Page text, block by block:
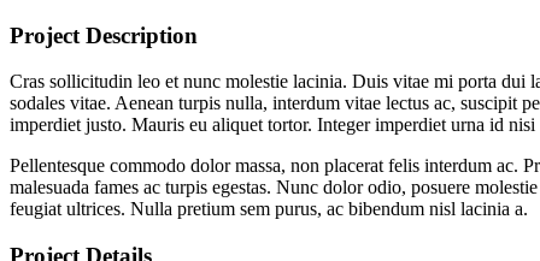
Project Description
Cras sollicitudin leo et nunc molestie lacinia. Duis vitae mi porta dui
sodales vitae. Aenean turpis nulla, interdum vitae lectus ac, suscipit
imperdiet justo. Mauris eu aliquet tortor. Integer imperdiet urna id
Pellentesque commodo dolor massa, non placerat felis interdum ac.
malesuada fames ac turpis egestas. Nunc dolor odio, posuere
feugiat ultrices. Nulla pretium sem purus, ac bibendum nisl lacinia a.
Project Details